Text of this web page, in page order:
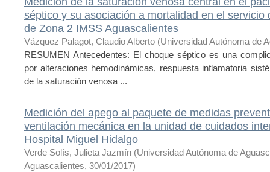
séptico y su asociación a mortalidad en el
de Zona 2 IMSS Aguascalientes
Vázquez Palagot, Claudio Alberto (Universidad Autónoma de
RESUMEN Antecedentes: El choque séptico es una
por alteraciones hemodinámicas, respuesta inflamatoria
de la saturación venosa ...
Medición del apego al paquete de medidas
ventilación mecánica en la unidad de cuidados
Hospital Miguel Hidalgo
Verde Solís, Julieta Jazmín (Universidad Autónoma de
Aguascalientes, 30/01/2017)